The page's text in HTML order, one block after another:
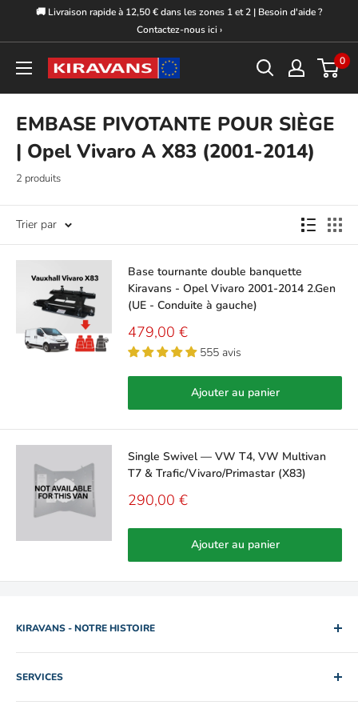
🚚 Livraison rapide à 12,50 € dans les zones 1 et 2 | Besoin d'aide ?
Contactez-nous ici ›
Kiravans
0
EMBASE PIVOTANTE POUR SIÈGE
| Opel Vivaro A X83 (2001-2014)
2 produits
Trier par
Base tournante double banquette
Kiravans - Opel Vivaro 2001-2014 2.Gen
(UE - Conduite à gauche)
Prix
réduit
479,00 €
555 avis
Ajouter au panier
Single Swivel — VW T4, VW Multivan
T7 & Trafic/Vivaro/Primastar (X83)
Prix
290,00 €
Ajouter au panier
KIRAVANS - NOTRE HISTOIRE
2005. Deux frères. Un camping-car d'occasion à louer. Rob et
Mike ont progressivement quitté leur emploi dans
l'informatique et l'ingénierie en constituant une collection de
SERVICES
Politique d'expédition